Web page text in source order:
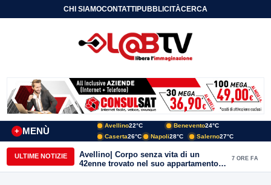
CHI SIAMOCONTATTIPUBBLICITÀCERCA
MENÙ
+
Avellino22°C Benevento24°C
Caserta26°C Napoli28°C Salerno27°C
ULTIME NOTIZIE
Avellino| Corpo senza vita di un
42enne trovato nel suo appartamento
in una pozza di sangue, giallo in viale
7 ORE FA